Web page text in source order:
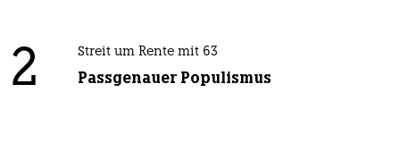
2 Streit um Rente mit 63
Passgenauer Populismus